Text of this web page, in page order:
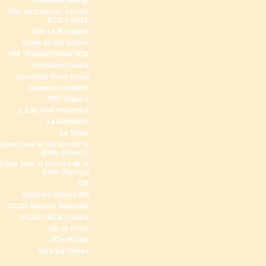
Gîte du Charron, certifié
ECO-LABEL
Gite Le Brusquet
Grain de Blé Suisse
HM TRANSFORMATION
Horizons France
Jeremiah Tours Israël
Jeunesse ardente
JPC Séjours
L'Eau Vive Provence
Le Rimlishof
Le Tabor
Ligue pour la Lecture de la
Bible (France)
Ligue pour la Lecture de la
Bible (Suisse)
OM
Surprise Reisen AG
UCJG Alliance nationale
UCJG-YMCA France
Val de l'Hort
VCH Hôtels
Vers les Cimes